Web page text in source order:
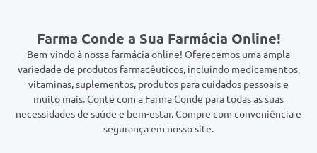
Farma Conde a Sua Farmácia Online!
Bem-vindo à nossa farmácia online! Oferecemos uma ampla
variedade de produtos farmacêuticos, incluindo medicamentos,
vitaminas, suplementos, produtos para cuidados pessoais e
muito mais. Conte com a Farma Conde para todas as suas
necessidades de saúde e bem-estar. Compre com conveniência e
segurança em nosso site.